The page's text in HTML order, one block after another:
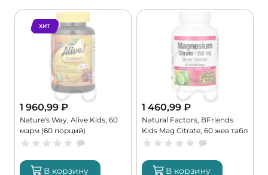
ХИТ
1 960,99 ₽
Nature's Way, Alive Kids, 60
марм (60 порций)
В корзину
1 460,99 ₽
Natural Factors, BFriends
Kids Mag Citrate, 60 жев табл
(60 порций)
В корзину